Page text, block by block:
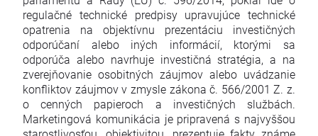
regulačné technické predpisy upravujúce technické
opatrenia na objektívnu prezentáciu investičných
odporúčaní alebo iných informácií, ktorými sa
odporúča alebo navrhuje investičná stratégia, a na
zverejňovanie osobitných záujmov alebo uvádzanie
konfliktov záujmov v zmysle zákona č. 566/2001 Z. z.
o cenných papieroch a investičných službách.
Marketingová komunikácia je pripravená s najvyššou